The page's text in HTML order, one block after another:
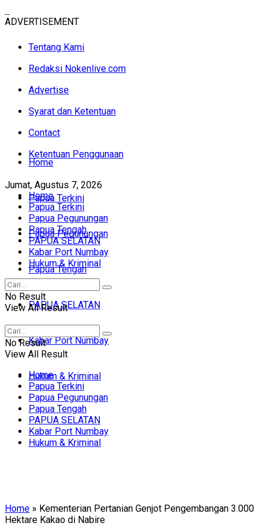
ADVERTISEMENT
Tentang Kami
Redaksi Nokenlive.com
Advertise
Syarat dan Ketentuan
Contact
Ketentuan Penggunaan
Jumat, Agustus 7, 2026
Home
Papua Terkini
Papua Pegunungan
Papua Tengah
PAPUA SELATAN
Kabar Port Numbay
Hukum & Kriminal
Home
Papua Terkini
Papua Pegunungan
Papua Tengah
PAPUA SELATAN
Kabar Port Numbay
Hukum & Kriminal
No Result
View All Result
No Result
View All Result
Home
Papua Terkini
Papua Pegunungan
Papua Tengah
PAPUA SELATAN
Kabar Port Numbay
Hukum & Kriminal
Home » Kementerian Pertanian Genjot Pengembangan 3.000
Hektare Kakao di Nabire